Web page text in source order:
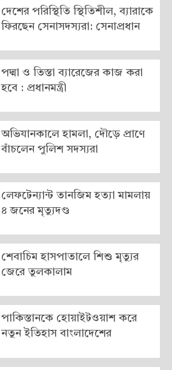
দেশের পরিস্থিতি স্থিতিশীল, ব্যারাকে
ফিরছেন সেনাসদস্যরা: সেনাপ্রধান
পদ্মা ও তিস্তা ব্যারেজের কাজ করা
হবে : প্রধানমন্ত্রী
অভিযানকালে হামলা, দৌড়ে প্রাণে
বাঁচলেন পুলিশ সদস্যরা
লেফটেন্যান্ট তানজিম হত্যা মামলায়
৪ জনের মৃত্যুদণ্ড
শেবাচিম হাসপাতালে শিশু মৃত্যুর
জেরে তুলকালাম
পাকিস্তানকে হোয়াইটওয়াশ করে
নতুন ইতিহাস বাংলাদেশের